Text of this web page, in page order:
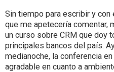
Sin tiempo para escribir y
que me apetecería comentar,
un curso sobre CRM que doy
principales bancos del país.
medianoche, la conferencia
agradable en cuanto a